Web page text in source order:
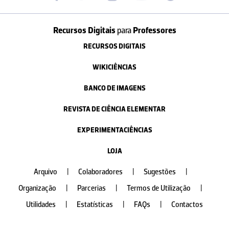
Recursos Digitais paraProfessores
RECURSOS DIGITAIS
WIKICIÊNCIAS
BANCO DE IMAGENS
REVISTA DE CIÊNCIA ELEMENTAR
EXPERIMENTACIÊNCIAS
LOJA
Arquivo Colaboradores Sugestões
Organização
Parcerias Termos de Utilização
Utilidades
Estatísticas FAQs Contactos